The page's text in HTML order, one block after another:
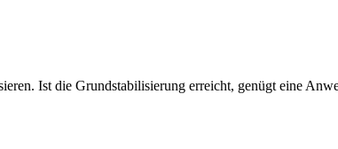
Ist die Grundstabilisierung erreicht, genügt eine